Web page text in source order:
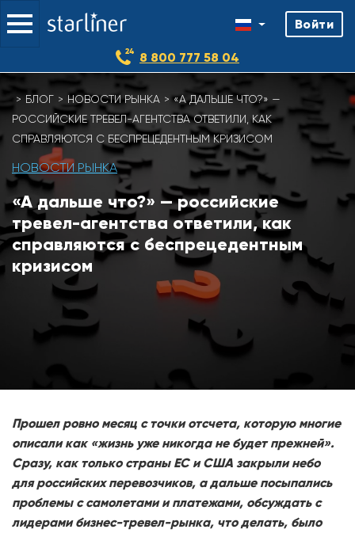
Skip
content
Войти
8 800 777 58 04
БЛОГ НОВОСТИ РЫНКА
«А ДАЛЬШЕ ЧТО?» —
РОССИЙСКИЕ ТРЕВЕЛ-АГЕНТСТВА ОТВЕТИЛИ, КАК
СПРАВЛЯЮТСЯ С БЕСПРЕЦЕДЕНТНЫМ КРИЗИСОМ
НОВОСТИ РЫНКА
«А дальше что?» — российские
тревел-агентства ответили, как
справляются с беспрецедентным
кризисом
Прошел ровно месяц с точки отсчета, которую многие
описали как «жизнь уже никогда не будет прежней».
Сразу, как только страны ЕС и США закрыли небо
для российских перевозчиков, а дальше посыпались
проблемы с самолетами и платежами, обсуждать с
лидерами бизнес-тревел-рынка, что делать, было